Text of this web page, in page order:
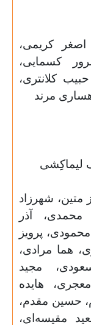
اصغر کریمی،
کسمایی،
کلانتری،
مرند
لیماکِشی
متین، شهرزاد
آذر
پرویز
هما مرادی،
مجید
هایده
حسین مقدم،
مقیسه‌ای،